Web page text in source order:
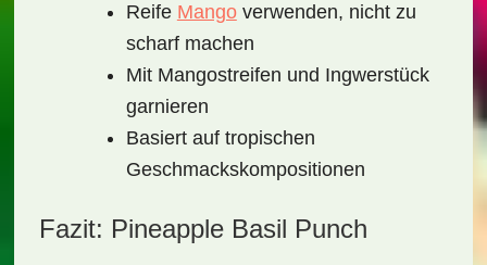
Reife Mangoverwenden, nicht zu
scharf machen
Mit Mangostreifen und Ingwerstück
garnieren
Basiert auf tropischen
Geschmackskompositionen
Fazit: Pineapple Basil Punch